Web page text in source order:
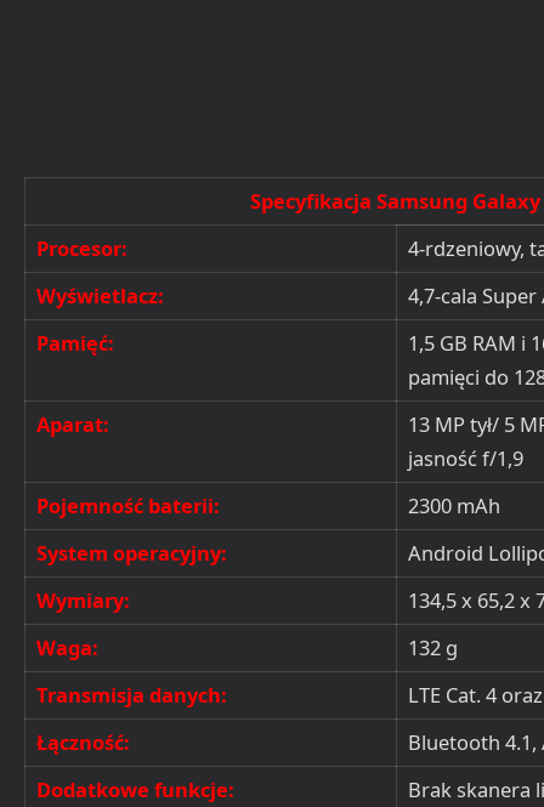
Specyfikacja Samsung Galaxy
Procesor:
4-rdzeniowy,
Wyświetlacz:
4,7-cala Super
Pamięć:
1,5 GB RAM i
pamięci do
Aparat:
13 MP tył/ 5
jasność f/1,9
Pojemność baterii:
2300 mAh
System operacyjny:
Android
Wymiary:
134,5 x 65,2 x
Waga:
132 g
Transmisja danych:
LTE Cat. 4
Łączność:
Bluetooth 4.1,
Dodatkowe funkcje:
Brak skanera